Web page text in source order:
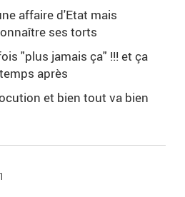
affaire d'Etat mais
ses torts
"plus jamais ça" !!! et ça
après
et bien tout va bien